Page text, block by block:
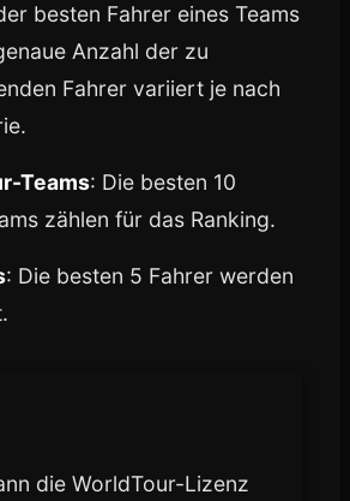
besten Fahrer eines Teams
Anzahl der zu
Fahrer variiert je nach
Teams: Die besten 10
zählen für das Ranking.
: Die besten 5 Fahrer werden
die WorldTour-Lizenz